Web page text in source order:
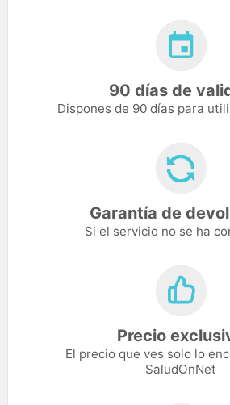
90 días de
Dispones de 90 días para
Garantía de
Si el servicio no se ha
Precio
El precio que ves solo lo
SaludOnNet